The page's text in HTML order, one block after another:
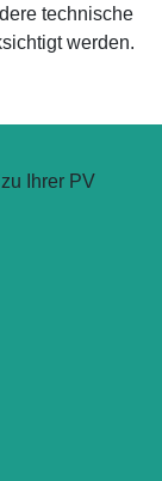
technische
werden.
Ihrer PV